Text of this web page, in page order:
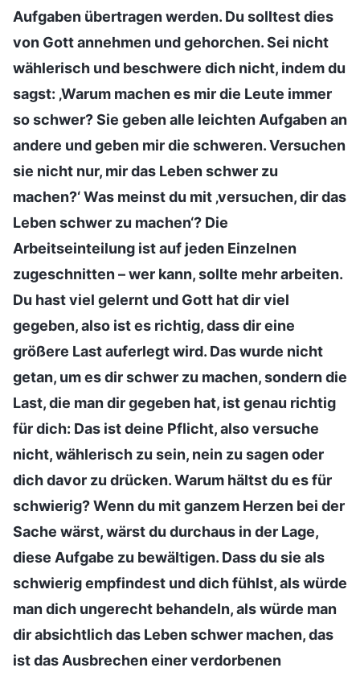
Aufgaben übertragen werden. Du solltest dies
von Gott annehmen und gehorchen. Sei nicht
wählerisch und beschwere dich nicht, indem du
sagst: ‚Warum machen es mir die Leute immer
so schwer? Sie geben alle leichten Aufgaben an
andere und geben mir die schweren. Versuchen
sie nicht nur, mir das Leben schwer zu
machen?‘ Was meinst du mit ‚versuchen, dir das
Leben schwer zu machen‘? Die
Arbeitseinteilung ist auf jeden Einzelnen
zugeschnitten – wer kann, sollte mehr arbeiten.
Du hast viel gelernt und Gott hat dir viel
gegeben, also ist es richtig, dass dir eine
größere Last auferlegt wird. Das wurde nicht
getan, um es dir schwer zu machen, sondern die
Last, die man dir gegeben hat, ist genau richtig
für dich: Das ist deine Pflicht, also versuche
nicht, wählerisch zu sein, nein zu sagen oder
dich davor zu drücken. Warum hältst du es für
schwierig? Wenn du mit ganzem Herzen bei der
Sache wärst, wärst du durchaus in der Lage,
diese Aufgabe zu bewältigen. Dass du sie als
schwierig empfindest und dich fühlst, als würde
man dich ungerecht behandeln, als würde man
dir absichtlich das Leben schwer machen, das
ist das Ausbrechen einer verdorbenen